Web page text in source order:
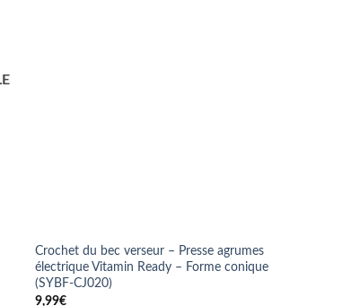
Crochet du bec verseur – Presse agrumes
électrique Vitamin Ready – Forme conique
(SYBF-CJ020)
9,99€